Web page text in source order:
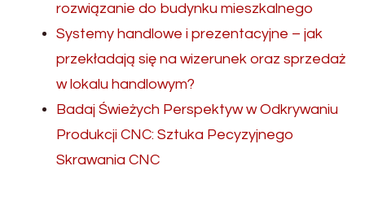
rozwiązanie do budynku mieszkalnego
Systemy handlowe i prezentacyjne – jak
przekładają się na wizerunek oraz sprzedaż
w lokalu handlowym?
Badaj Świeżych Perspektyw w Odkrywaniu
Produkcji CNC: Sztuka Pecyzyjnego
Skrawania CNC